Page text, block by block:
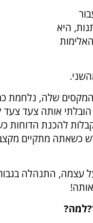
היא
שלה, נלחמת
אותה צעד
להכנת הדוחות
קשה לשלם את ה-100 ₪ כל חודש
עצמה, התנהלה
למה?